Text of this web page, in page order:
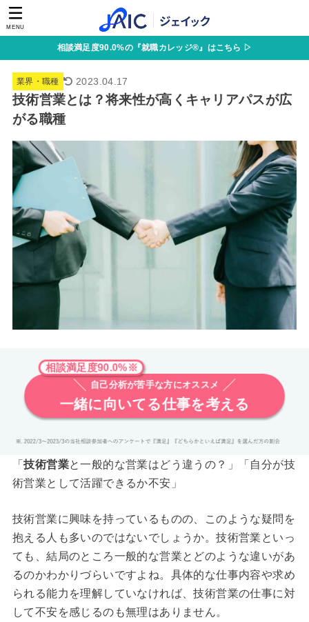
MENU
相談満足度90.0%の『就職カレッジ®』はこちら ▷
業界・職種 2023.04.17
技術営業とは？将来性が高くキャリアパスが広
がる職種
相談満足度90.0%※
自己分析が苦手な方にオススメ
一緒に向いてる仕事を考える
「技術営業と一般的な営業はどう違うの？」「自分が技
術営業として活躍できるか不安」
技術営業に興味を持っているものの、このような疑問を
抱える人も多いのではないでしょうか。技術営業といっ
ても、結局のところ一般的な営業とどのような違いがあ
るのかわかりづらいですよね。具体的な仕事内容や求め
られる能力を理解していなければ、技術営業の仕事に対
して不安を感じるのも無理はありません。